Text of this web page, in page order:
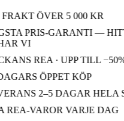
ÖVER 5 000 KR
PRIS-GARANTI —
VI
REA · UPP TILL −50%
ÖPPET KÖP
2–5 DAGAR HELA
VAROR VARJE DAG